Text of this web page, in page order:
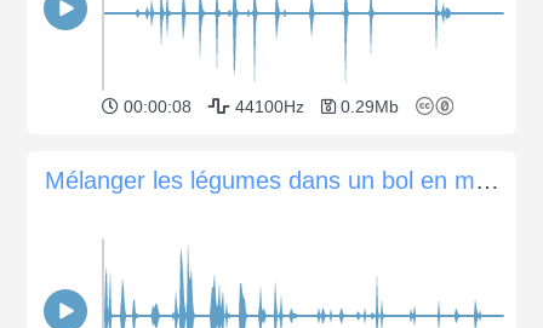
00:00:08 44100Hz 0.29Mb
Mélanger les légumes dans un bol en métal